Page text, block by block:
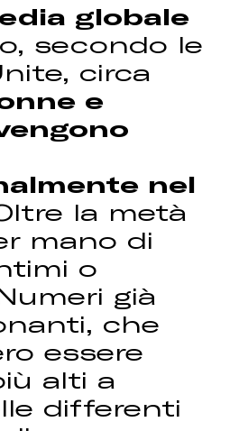
globale
secondo le
circa
e
nel
la metà
mano di
o
già
che
essere
alti a
differenti